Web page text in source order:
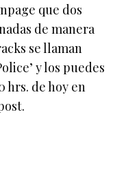
que dos
de manera
se llaman
y los puedes
hrs. de hoy en